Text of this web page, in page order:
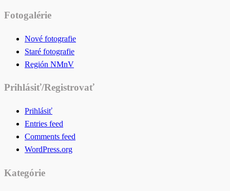
Fotogalérie
Nové fotografie
Staré fotografie
Región NMnV
Prihlásiť/Registrovať
Prihlásiť
Entries feed
Comments feed
WordPress.org
Kategórie